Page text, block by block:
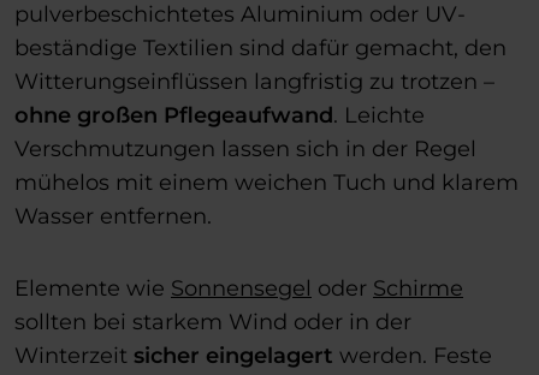
pulverbeschichtetes Aluminium oder UV-
beständige Textilien sind dafür gemacht, den
Witterungseinflüssen langfristig zu trotzen –
ohne großen Pflegeaufwand. Leichte
Verschmutzungen lassen sich in der Regel
mühelos mit einem weichen Tuch und klarem
Wasser entfernen.
Elemente wie Sonnensegel oder Schirme
sollten bei starkem Wind oder in der
Winterzeit sicher eingelagert werden. Feste